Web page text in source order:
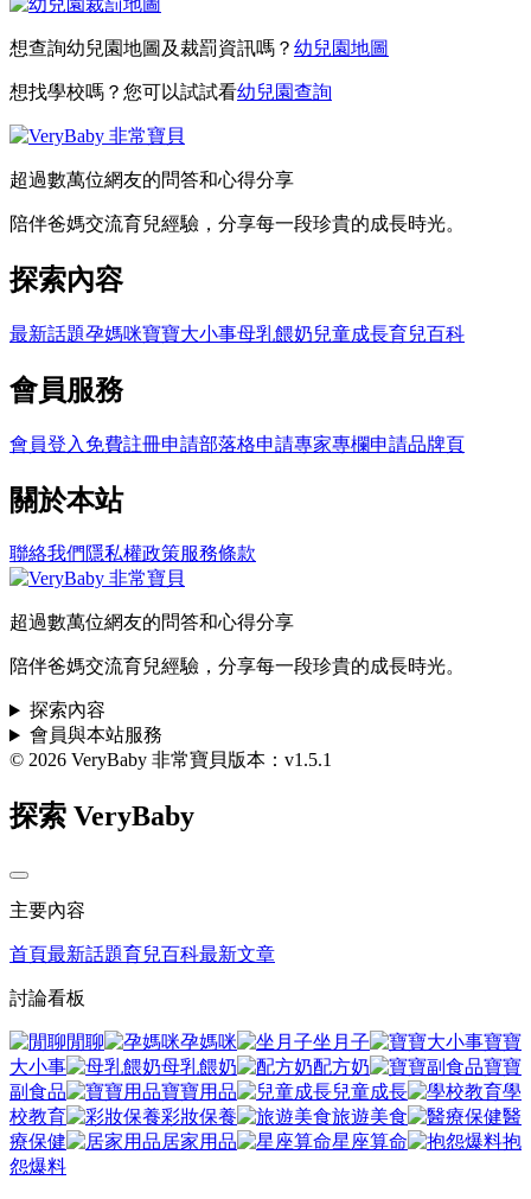
想查詢幼兒園地圖及裁罰資訊嗎？ 幼兒園地圖
想找學校嗎？您可以試試看幼兒園查詢
超過數萬位網友的問答和心得分享
陪伴爸媽交流育兒經驗，分享每一段珍貴的成長時光。
探索內容
最新話題孕媽咪寶寶大小事母乳餵奶兒童成長育兒百科
會員服務
會員登入 免費註冊申請部落格申請專家專欄申請品牌頁
關於本站
聯絡我們 隱私權政策服務條款
超過數萬位網友的問答和心得分享
陪伴爸媽交流育兒經驗，分享每一段珍貴的成長時光。
探索內容
會員與本站服務
© 2026 VeryBaby 非常寶貝版本：v1.5.1
探索 VeryBaby
主要內容
首頁最新話題育兒百科最新文章
討論看板
閒聊 孕媽咪 坐月子
寶寶
大小事
母乳餵奶 配方奶
寶寶
副食品
寶寶用品 兒童成長
學
校教育
彩妝保養 旅遊美食
醫
療保健
居家用品 星座算命
抱
怨爆料